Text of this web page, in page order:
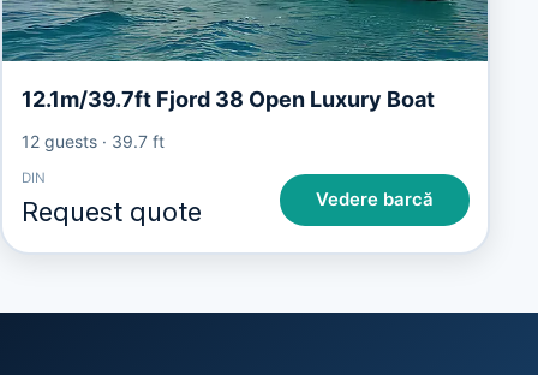
12.1m/39.7ft Fjord 38 Open Luxury Boat
12 guests· 39.7 ft
DIN
Request quote Vedere barcă